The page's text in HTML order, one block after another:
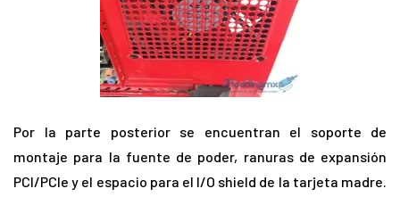
Por la parte posterior se encuentran el soporte de
montaje para la fuente de poder, ranuras de expansión
PCI/PCIe y el espacio para el I/O shield de la tarjeta madre.